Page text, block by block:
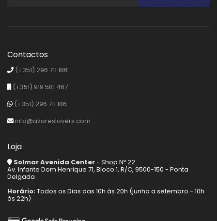
Contactos
(+351) 296 711 186
(+351) 919 581 467
(+351) 296 711 186
info@azoreslovers.com
Loja
Solmar Avenida Center- Shop Nº 22
Av. Infante Dom Henrique 71, Bloco 1, R/C, 9500-150 - Ponta
Delgada
Horário:Todos os Dias das 10h às 20h (junho a setembro - 10h
às 22h)